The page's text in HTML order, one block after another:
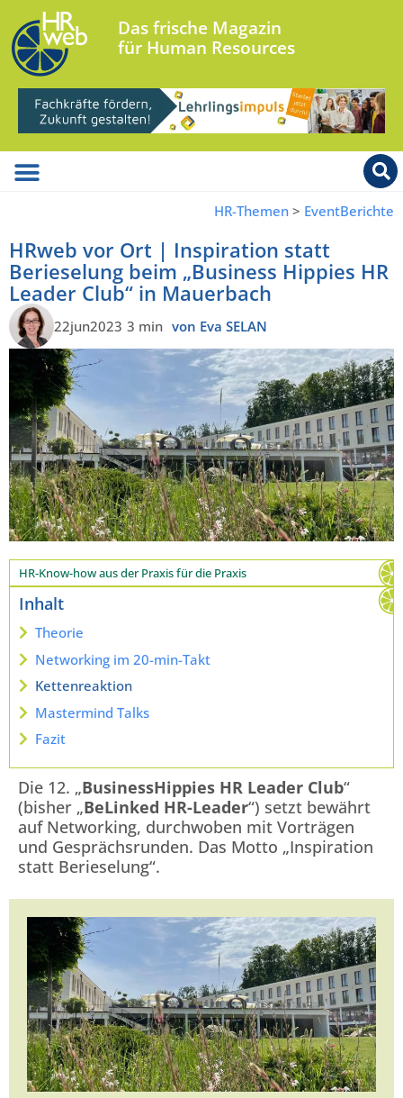
Das frische Magazin
für Human Resources
HR-Themen > EventBerichte
HRweb vor Ort | Inspiration statt
Berieselung beim „Business Hippies HR
Leader Club“ in Mauerbach
22jun2023 3 min von Eva SELAN
HR-Know-how aus der Praxis für die Praxis
Inhalt
Theorie
Networking im 20-min-Takt
Kettenreaktion
Mastermind Talks
Fazit
Die 12. „BusinessHippies HR Leader Club“
(bisher „BeLinked HR-Leader“) setzt bewährt
auf Networking, durchwoben mit Vorträgen
und Gesprächsrunden. Das Motto „Inspiration
statt Berieselung“.